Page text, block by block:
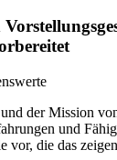
der Mission
und
vor, die das